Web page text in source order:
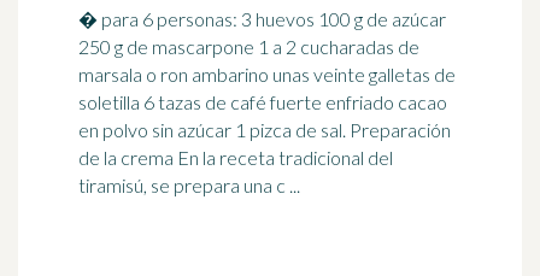
� para 6 personas: 3 huevos 100 g de azúcar
250 g de mascarpone 1 a 2 cucharadas de
marsala o ron ambarino unas veinte galletas de
soletilla 6 tazas de caféfuerte enfriado cacao
en polvo sin azúcar 1 pizca de sal. Preparación
de la crema En la receta tradicional del
tiramisú, se prepara una c ...